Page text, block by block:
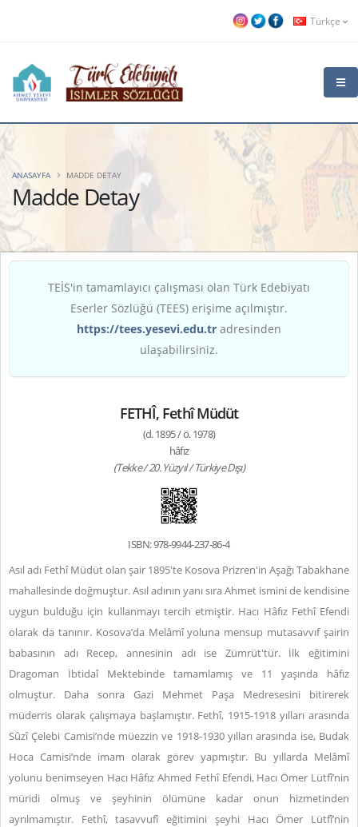
Türkçe
Madde Detay
ANASAYFA MADDE DETAY
TEİS'in tamamlayıcı çalışması olan Türk Edebiyatı
Eserler Sözlüğü (TEES) erişime açılmıştır.
https://tees.yesevi.edu.tr adresinden
ulaşabilirsiniz.
FETHÎ, Fethî Müdüt
(d. 1895 / ö. 1978)
hâfız
(Tekke / 20. Yüzyıl / Türkiye Dışı)
ISBN: 978-9944-237-86-4
Asıl adı Fethî Müdüt olan şair 1895'te Kosova Prizren'in Aşağı Tabakhane
mahallesinde doğmuştur. Asıl adının yanı sıra Ahmet ismini de kendisine
uygun bulduğu için kullanmayı tercih etmiştir. Hacı Hâfız Fethî Efendi
olarak da tanınır. Kosova’da Melâmî yoluna mensup mutasavvıf şairin
babasının adı Recep, annesinin adı ise Zümrüt'tür. İlk eğitimini
Dragoman İbtidaî Mektebinde tamamlamış ve 11 yaşında hâfız
olmuştur. Daha sonra Gazi Mehmet Paşa Medresesini bitirerek
müderris olarak çalışmaya başlamıştır. Fethî, 1915-1918 yılları arasında
Sûzî Çelebi Camisi’nde müezzin ve 1918-1930 yılları arasında ise, Budak
Hoca Camisi’nde imam olarak görev yapmıştır. Bu yıllarda Melâmî
yolunu benimseyen Hacı Hâfız Ahmed Fethî Efendi, Hacı Ömer Lütfî’nin
müridi olmuş ve şeyhinin ölümüne kadar onun hizmetinden
ayrılmamıştır. Fethî, tasavvufî eğitimini şeyhi Hacı Ömer Lütfî’nin